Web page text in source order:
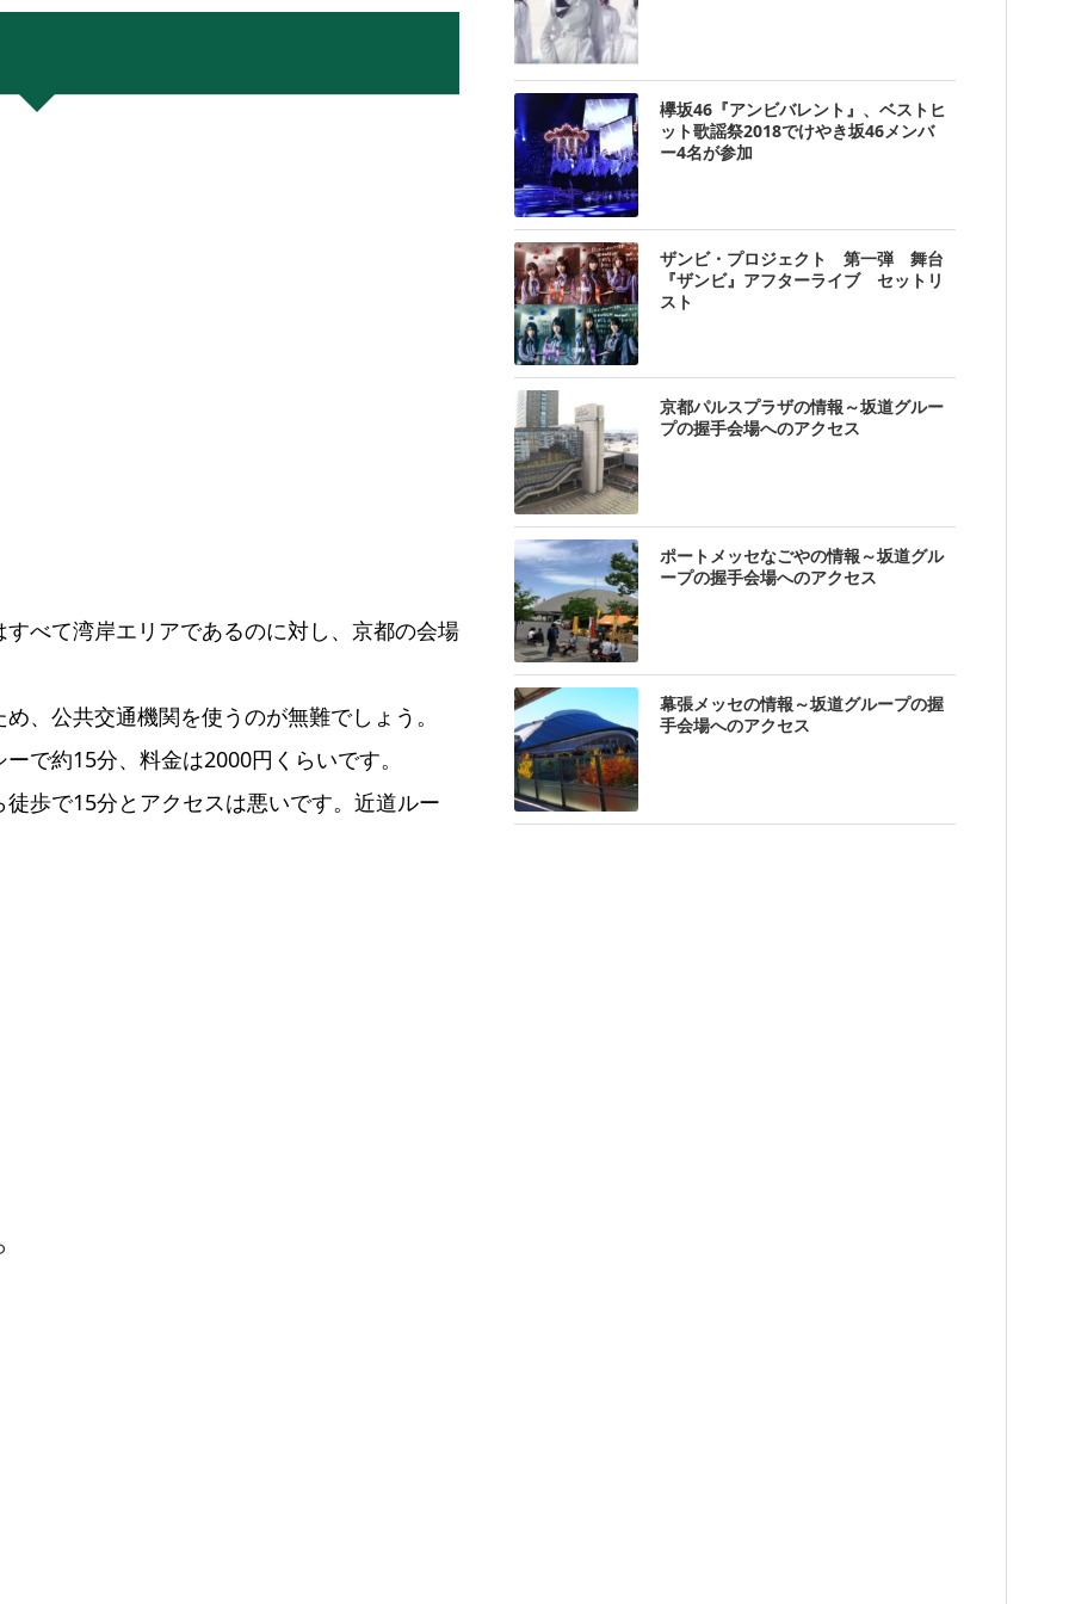
べて湾岸エリアであるのに対し、京都の会場
、公共交通機関を使うのが無難でしょう。
で約15分、料金は2000円くらいです。
歩で15分とアクセスは悪いです。近道ルー
欅坂46『アンビバレント』、ベストヒ
ット歌謡祭2018でけやき坂46メンバ
ー4名が参加
ザンビ・プロジェクト 第一弾 舞台
『ザンビ』アフターライブ セットリ
スト
京都パルスプラザの情報～坂道グルー
プの握手会場へのアクセス
ポートメッセなごやの情報～坂道グル
ープの握手会場へのアクセス
幕張メッセの情報～坂道グループの握
手会場へのアクセス